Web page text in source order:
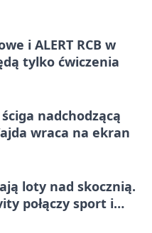
i ALERT RCB w
tylko ćwiczenia
ściga nadchodzącą
wraca na ekran
loty nad skocznią.
połączy sport i